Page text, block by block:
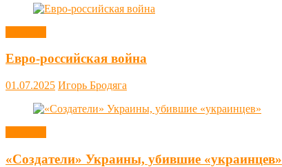
Евро-российская война
01.07.2025 Игорь Бродяга
«Создатели» Украины, убившие «украинцев»